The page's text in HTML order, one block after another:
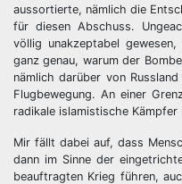
aussortierte, nämlich die
für diesen Abschuss.
völlig unakzeptabel
ganz genau, warum der
nämlich darüber von
Flugbewegung. An einer
radikale islamistische
Mir fällt dabei auf, dass
dann im Sinne der
beauftragten Krieg führen,